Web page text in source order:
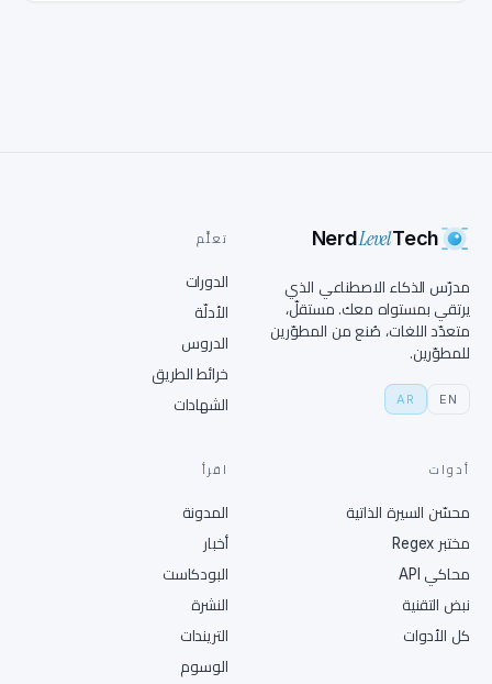
NerdLevelTech
مدرّس الذكاء الاصطناعي الذي
يرتقي بمستواه معك. مستقلّ،
متعدّد اللغات، صُنع من المطوّرين
للمطوّرين.
EN
AR
تعلَّم
الدورات
الأدلّة
الدروس
خرائط الطريق
الشهادات
أدوات
محسّن السيرة الذاتية
مختبر Regex
محاكي API
نبض التقنية
كل الأدوات
اقرأ
المدونة
أخبار
البودكاست
النشرة
التريندات
الوسوم